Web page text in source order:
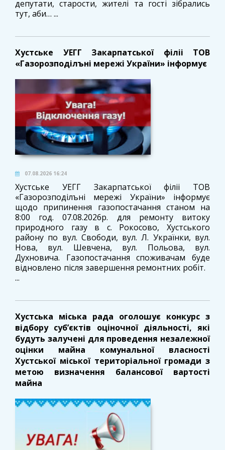
депутати, старости, жителі та гості зібрались
тут, аби… ...
Хустське УЕГГ Закарпатської філіі ТОВ
«Газорозподілъні мережі України» інформує
07.08.2026 16:24
Хустське УЕГГ Закарпатської філіі ТОВ
«Газорозподілъні мережі України» інформує
щодо припинення газопостачання станом на
8:00 год. 07.08.2026р. для ремонту витоку
природного газу в с. Рокосово, Хустського
району по вул. Свободи, вул. Л. Українки, вул.
Нова, вул. Шевчена, вул. Польова, вул.
Духновича. Газопостачання споживачам буде
відновлено після завершення ремонтних робіт.
...
Хустська міська рада оголошує конкурс з
відбору суб’єктів оціночної діяльності, які
будуть залучені для проведення незалежної
оцінки майна комунальної власності
Хустської міської територіальної громади з
метою визначення балансової вартості
майна